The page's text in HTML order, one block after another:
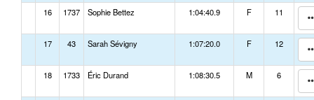
16 1737 Sophie Bettez 1:04:40.9 F 11
17 43 Sarah Sévigny 1:07:20.0 F 12
18 1733 Éric Durand 1:08:30.5 M 6